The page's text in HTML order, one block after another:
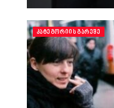
ᲙᲐᲢᲔᲒᲝᲠᲘᲘᲡ ᲒᲐᲠᲔᲨᲔ